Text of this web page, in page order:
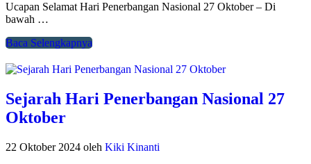
Ucapan Selamat Hari Penerbangan Nasional 27 Oktober – Di
bawah …
Baca Selengkapnya
Sejarah Hari Penerbangan Nasional 27
Oktober
22 Oktober 2024 oleh Kiki Kinanti